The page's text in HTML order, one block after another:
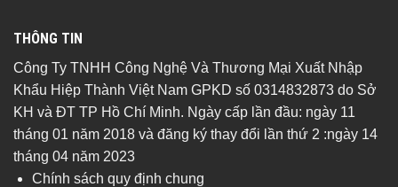
THÔNG TIN
Công Ty TNHH Công Nghệ Và Thương Mại Xuất Nhập
Khẩu Hiệp Thành Việt Nam GPKD số 0314832873 do Sở
KH và ĐT TP Hồ Chí Minh. Ngày cấp lần đầu: ngày 11
tháng 01 năm 2018 và đăng ký thay đổi lần thứ 2 :ngày 14
tháng 04 năm 2023
Chính sách quy định chung